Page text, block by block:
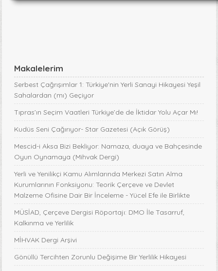
Makalelerim
Serbest Çağrışımlar 1: Türkiye'nin Yerli Sanayi Hikayesi Yeşil
Sahalardan (mı) Geçiyor
Tıpras’ın Seçim Vaatleri Türkiye’de de İktidar Yolu Açar Mı!
Kudüs Seni Çağırıyor- Star Gazetesi (Açık Görüş)
Mescid-i Aksa Bizi Bekliyor: Namaza, duaya ve Bahçesinde
Oyun Oynamaya (Mihvak Dergi)
Yerli ve Yenilikçi Kamu Alımlarında Merkezi Satın Alma
Kurumlarının Fonksiyonu: Teorik Çerçeve ve Devlet
Malzeme Ofisine Dair Bir İnceleme - Yücel Efe ile Birlikte
MÜSİAD, Çerçeve Dergisi Röportajı: DMO İle Tasarruf,
Kalkınma ve Yerlilik
MİHVAK Dergi Arşivi
Gönüllü Tercihten Zorunlu Değişime Bir Yerlilik Hikayesi